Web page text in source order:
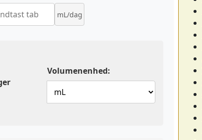
mL/dag
Volumenenhed: